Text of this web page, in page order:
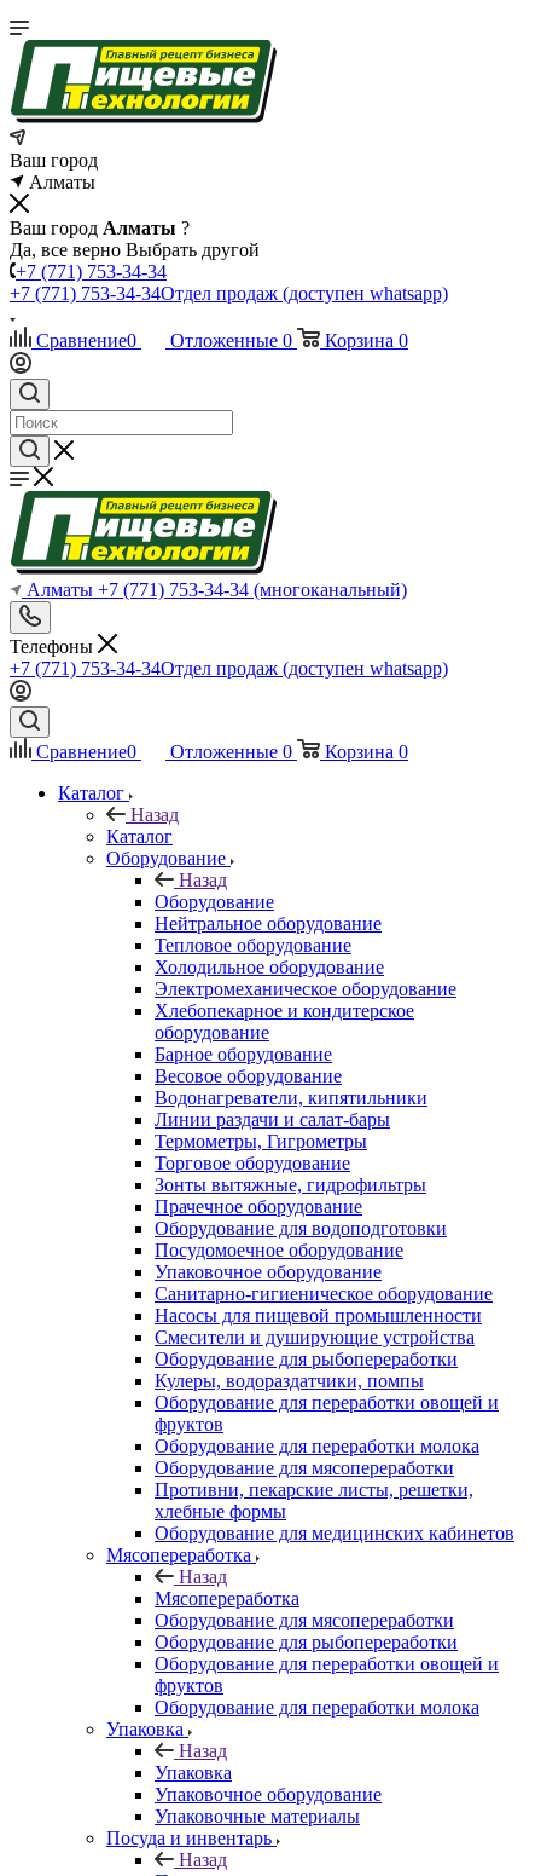
Ваш город
Алматы
Ваш город Алматы ?
Да, все верно Выбрать другой
+7 (771) 753-34-34
+7 (771) 753-34-34Отдел продаж (доступен whatsapp)
Сравнение0 Отложенные 0 Корзина 0
Алматы +7 (771) 753-34-34 (многоканальный)
Телефоны
+7 (771) 753-34-34Отдел продаж (доступен whatsapp)
Сравнение0 Отложенные 0 Корзина 0
Каталог
Назад
Каталог
Оборудование
Назад
Оборудование
Нейтральное оборудование
Тепловое оборудование
Холодильное оборудование
Электромеханическое оборудование
Хлебопекарное и кондитерское
оборудование
Барное оборудование
Весовое оборудование
Водонагреватели, кипятильники
Линии раздачи и салат-бары
Термометры, Гигрометры
Торговое оборудование
Зонты вытяжные, гидрофильтры
Прачечное оборудование
Оборудование для водоподготовки
Посудомоечное оборудование
Упаковочное оборудование
Санитарно-гигиеническое оборудование
Насосы для пищевой промышленности
Смесители и душирующие устройства
Оборудование для рыбопереработки
Кулеры, водораздатчики, помпы
Оборудование для переработки овощей и
фруктов
Оборудование для переработки молока
Оборудование для мясопереработки
Противни, пекарские листы, решетки,
хлебные формы
Оборудование для медицинских кабинетов
Мясопереработка
Назад
Мясопереработка
Оборудование для мясопереработки
Оборудование для рыбопереработки
Оборудование для переработки овощей и
фруктов
Оборудование для переработки молока
Упаковка
Назад
Упаковка
Упаковочное оборудование
Упаковочные материалы
Посуда и инвентарь
Назад